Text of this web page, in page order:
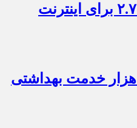
ماجرای اعمال ضریب ۲.۷ برای اینترنت
ارائه دو میلیون و ۴۲۶ هزار خدمت بهداشتی